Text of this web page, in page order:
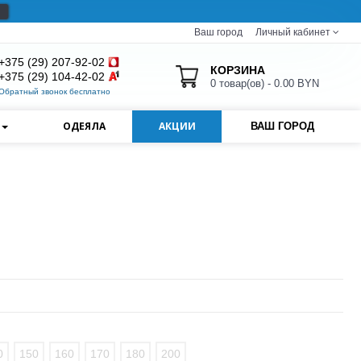
Ваш город Личный кабинет
(29) 207-92-02
(29) 104-42-02
звонок бесплатно
КОРЗИНА
0 товар(ов) - 0.00 BYN
ОДЕЯЛА АКЦИИ ВАШ ГОРОД
150 160 170 180 200